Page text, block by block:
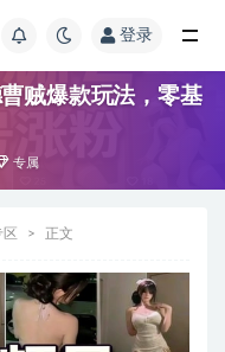
登录
贼爆款玩法，零基
专属
区 正文